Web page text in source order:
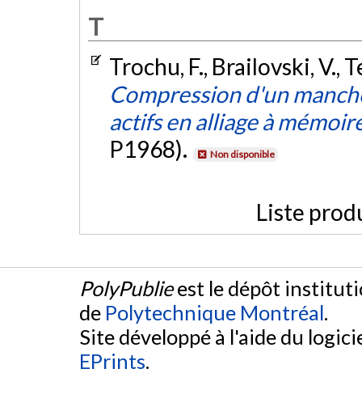
T
Trochu, F., Brailovski, V.,
Compression d'un
actifs en alliage à
P1968).
Non disponible
Liste
PolyPublieest le dépôt
de Polytechnique Montréal.
Site développé à l'aide du
EPrints.